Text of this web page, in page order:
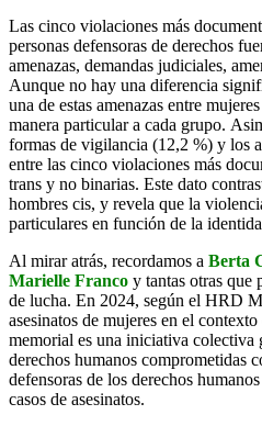
Las cinco violaciones más
personas defensoras de derechos
amenazas, demandas judiciales,
Aunque no hay una diferencia
una de estas amenazas entre
manera particular a cada grupo.
formas de vigilancia (12,2 %) y los
entre las cinco violaciones más
trans y no binarias. Este dato
hombres cis, y revela que la
particulares en función de la
Al mirar atrás, recordamos a Berta
Marielle Franco y tantas otras que
de lucha. En 2024, según el HRD
asesinatos de mujeres en el
memorial es una iniciativa colectiva
derechos humanos comprometidas
defensoras de los derechos
casos de asesinatos.